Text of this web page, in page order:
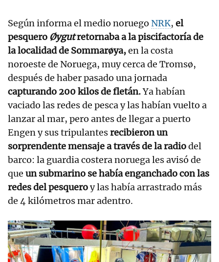
Según informa el medio noruego NRK, el
pesquero Øygutretornaba a la piscifactoría de
la localidad de Sommarøya,en la costa
noroeste de Noruega, muy cerca de Tromsø,
después de haber pasado una jornada
capturando 200 kilos de fletán.Ya habían
vaciado las redes de pesca y las habían vuelto a
lanzar al mar, pero antes de llegar a puerto
Engen y sus tripulantesrecibieron un
sorprendente mensaje a través de la radiodel
barco: la guardia costera noruega les avisó de
que un submarino se había enganchado con las
redes del pesqueroy las había arrastrado más
de 4 kilómetros mar adentro.